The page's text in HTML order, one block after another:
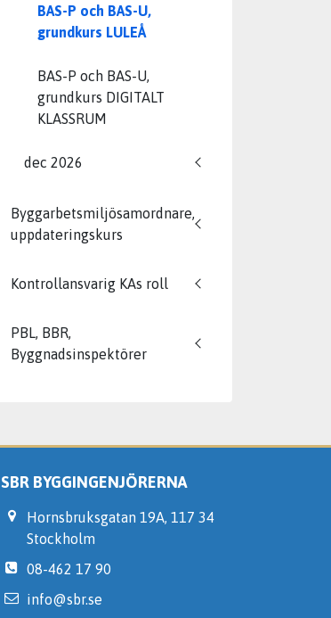
BAS-P och BAS-U,
grundkurs LULEÅ
BAS-P och BAS-U,
grundkurs DIGITALT
KLASSRUM
dec 2026
Byggarbetsmiljösamordnare,
uppdateringskurs
Kontrollansvarig KAs roll
PBL, BBR,
Byggnadsinspektörer
SBR BYGGINGENJÖRERNA
Hornsbruksgatan 19A, 117 34
Stockholm
08-462 17 90
info@sbr.se